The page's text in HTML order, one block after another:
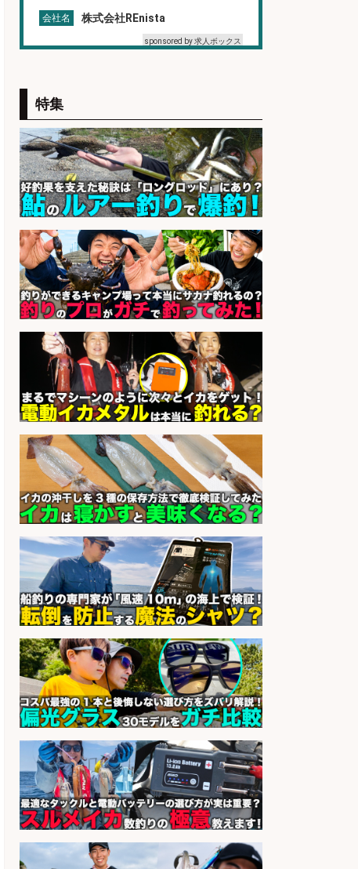
会社名 株式会社REnista
sponsored by 求人ボックス
計」
会社名 メガバス株式会社
sponsored by 求人ボックス
仕分け・シール貼り/釣り具などの
出荷作業/兵庫県/神戸市北区
会社名 UTエージェント株式会社
sponsored by 求人ボックス
倉庫での釣り用品の軽作業スタッ
フ/未経験歓迎/交通費支給/制服貸
与/正社員登用あり
会社名 株式会社REnista
sponsored by 求人ボックス
和食, 日本料理・懐石料理/店長・店
長候補/旬と手作りにこだわる!さか
なの価値を上げ、地域を元気に!店長
候補募集
会社名 博多 華吉 博多 華吉
sponsored by 求人ボックス
福岡「現場監督」/釣り好き歓迎/残
業10時間/経験者歓迎
会社名 広松久水産株式会社
sponsored by 求人ボックス
釣り具などの出荷作業～～/工場/製
造
sponsored by 求人ボックス
さらに求人情報を見る
特集